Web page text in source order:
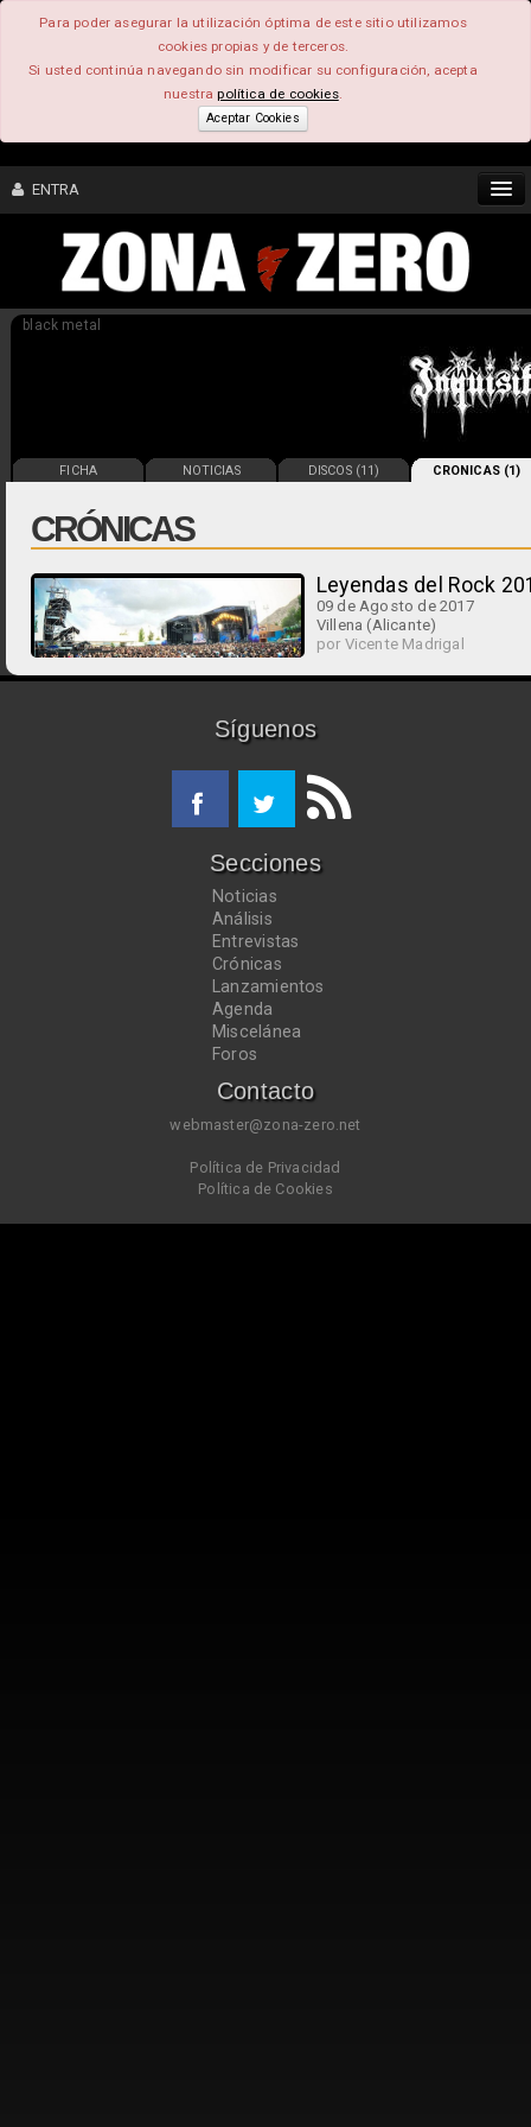
Para poder asegurar la utilización óptima de este sitio utilizamos
cookies propias y de terceros.
Si usted continúa navegando sin modificar su configuración, acepta
nuestrapolítica de cookies.
Aceptar Cookies
ENTRA
CONTENIDO
black metal
FICHA NOTICIAS DISCOS (11) CRONICAS (1)
CRÓNICAS
Leyendas del Rock
09 de Agosto de 2017
Villena (Alicante)
por Vicente Madrigal
Síguenos
Secciones
Noticias
Análisis
Entrevistas
Crónicas
Lanzamientos
Agenda
Miscelánea
Foros
Contacto
webmaster@zona-zero.net
Política de Privacidad
Política de Cookies